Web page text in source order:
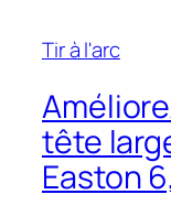
Tir à l'arc
tête
Easton